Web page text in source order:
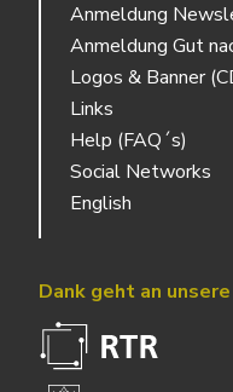
Anmeldung
Anmeldung Gut
Logos & Banner
Links
Help (FAQ´s)
Social Networks
English
Dank geht an